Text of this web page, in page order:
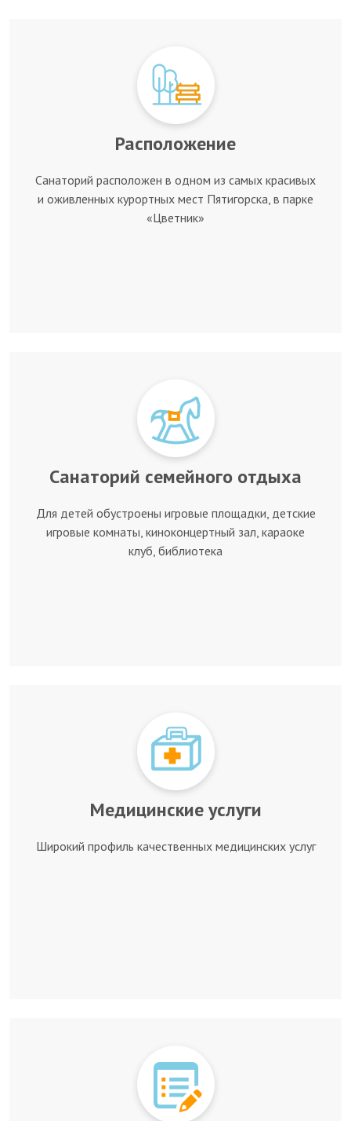
Расположение
Санаторий расположен в одном из самых красивых
и оживленных курортных мест Пятигорска, в парке
«Цветник»
Санаторий семейного отдыха
Для детей обустроены игровые площадки, детские
игровые комнаты, киноконцертный зал, караоке
клуб, библиотека
Медицинские услуги
Широкий профиль качественных медицинских услуг